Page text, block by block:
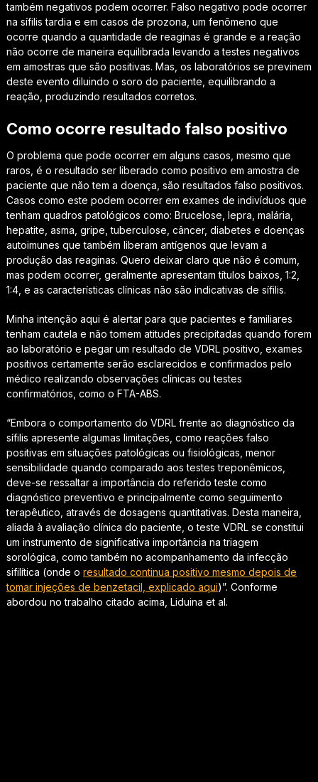
também negativos podem ocorrer. Falso negativo pode ocorrer
na sífilis tardia e em casos de prozona, um fenômeno que
ocorre quando a quantidade de reaginas é grande e a reação
não ocorre de maneira equilibrada levando a testes negativos
em amostras que são positivas. Mas, os laboratórios se previnem
deste evento diluindo o soro do paciente, equilibrando a
reação, produzindo resultados corretos.
Como ocorre resultado falso positivo
O problema que pode ocorrer em alguns casos, mesmo que
raros, é o resultado ser liberado como positivo em amostra de
paciente que não tem a doença, são resultados falso positivos.
Casos como este podem ocorrer em exames de indivíduos que
tenham quadros patológicos como: Brucelose, lepra, malária,
hepatite, asma, gripe, tuberculose, câncer, diabetes e doenças
autoimunes que também liberam antígenos que levam a
produção das reaginas. Quero deixar claro que não é comum,
mas podem ocorrer, geralmente apresentam títulos baixos, 1:2,
1:4, e as características clínicas não são indicativas de sífilis.
Minha intenção aqui é alertar para que pacientes e familiares
tenham cautela e não tomem atitudes precipitadas quando forem
ao laboratório e pegar um resultado de VDRL positivo, exames
positivos certamente serão esclarecidos e confirmados pelo
médico realizando observações clínicas ou testes
confirmatórios, como o FTA-ABS.
“Embora o comportamento do VDRL frente ao diagnóstico da
sífilis apresente algumas limitações, como reações falso
positivas em situações patológicas ou fisiológicas, menor
sensibilidade quando comparado aos testes treponêmicos,
deve-se ressaltar a importância do referido teste como
diagnóstico preventivo e principalmente como seguimento
terapêutico, através de dosagens quantitativas. Desta maneira,
aliada à avaliação clínica do paciente, o teste VDRL se constitui
um instrumento de significativa importância na triagem
sorológica, como também no acompanhamento da infecção
sifilítica (onde o resultado continua positivo mesmo depois de
tomar injeções de benzetacil, explicado aqui)”. Conforme
abordou no trabalho citado acima, Liduina et al.